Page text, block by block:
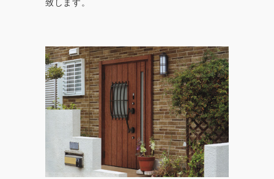
その他